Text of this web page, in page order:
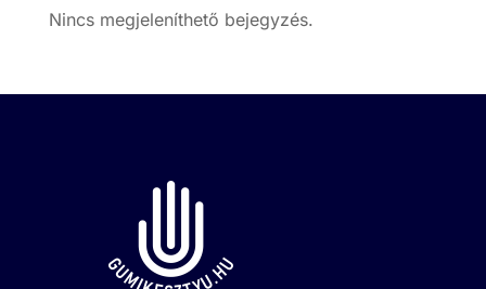
Nincs megjeleníthető bejegyzés.